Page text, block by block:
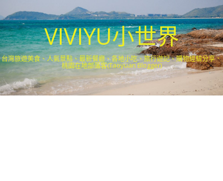
VIVIYU小世界
台灣旅遊美食、人氣景點、最新餐廳、各地小吃、旅行遊記、購物經驗分享．
桃園在地部落客(Taoyuan Blogger)